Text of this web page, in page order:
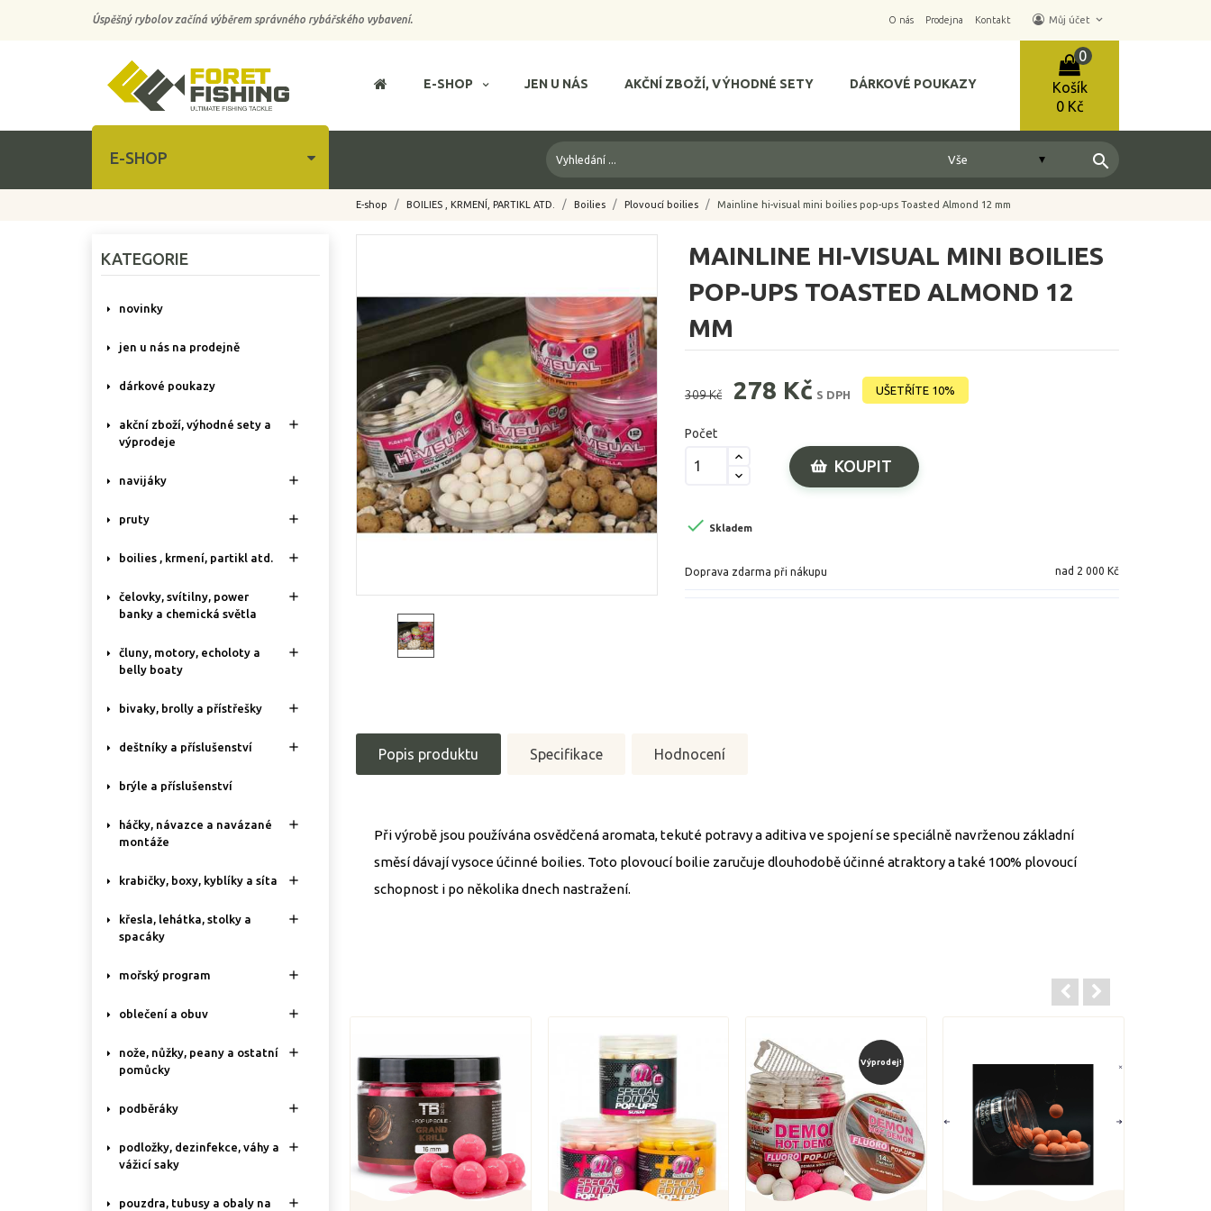
Úspěšný rybolov začíná výběrem správného rybářského vybavení. O nás Prodejna Kontakt Můj účet keyboard_arrow_down
Košík
0
0 Kč
E-SHOP JEN U NÁS AKČNÍ ZBOŽÍ, VÝHODNÉ SETY DÁRKOVÉ POUKAZY
E-SHOP search
E-shop BOILIES , KRMENÍ, PARTIKL ATD. Boilies Plovoucí boilies Mainline hi-visual mini boilies pop-ups Toasted Almond 12 mm
KATEGORIE
novinky
jen u nás na prodejně
dárkové poukazy
akční zboží, výhodné sety a
výprodeje

navijáky 
pruty 
boilies , krmení, partikl atd. 
čelovky, svítilny, power
banky a chemická světla

čluny, motory, echoloty a
belly boaty

bivaky, brolly a přístřešky 
deštníky a příslušenství 
brýle a příslušenství
háčky, návazce a navázané
montáže

krabičky, boxy, kyblíky a síta 
křesla, lehátka, stolky a
spacáky

mořský program 
oblečení a obuv 
nože, nůžky, peany a ostatní
pomůcky

podběráky 
podložky, dezinfekce, váhy a
vážicí saky

pouzdra, tubusy a obaly na

MAINLINE HI-VISUAL MINI BOILIES
POP-UPS TOASTED ALMOND 12
MM
309 Kč 278 Kč S DPH UŠETŘÍTE 10%
Počet
KOUPIT
 Skladem
Doprava zdarma při nákupu nad 2 000 Kč
Popis produktu Specifikace Hodnocení
Při výrobě jsou používána osvědčená aromata, tekuté potravy a aditiva ve spojení se speciálně navrženou základní
směsí dávají vysoce účinné boilies. Toto plovoucí boilie zaručuje dlouhodobě účinné atraktory a také 100% plovoucí
schopnost i po několika dnech nastražení.
Výprodej!